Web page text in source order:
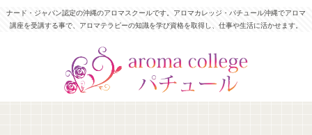
ナード・ジャパン認定の沖縄のアロマスクールです。アロマカレッジ・パチュール沖縄でアロマ
講座を受講する事で、アロマテラピーの知識を学び資格を取得し、仕事や生活に活かせます。